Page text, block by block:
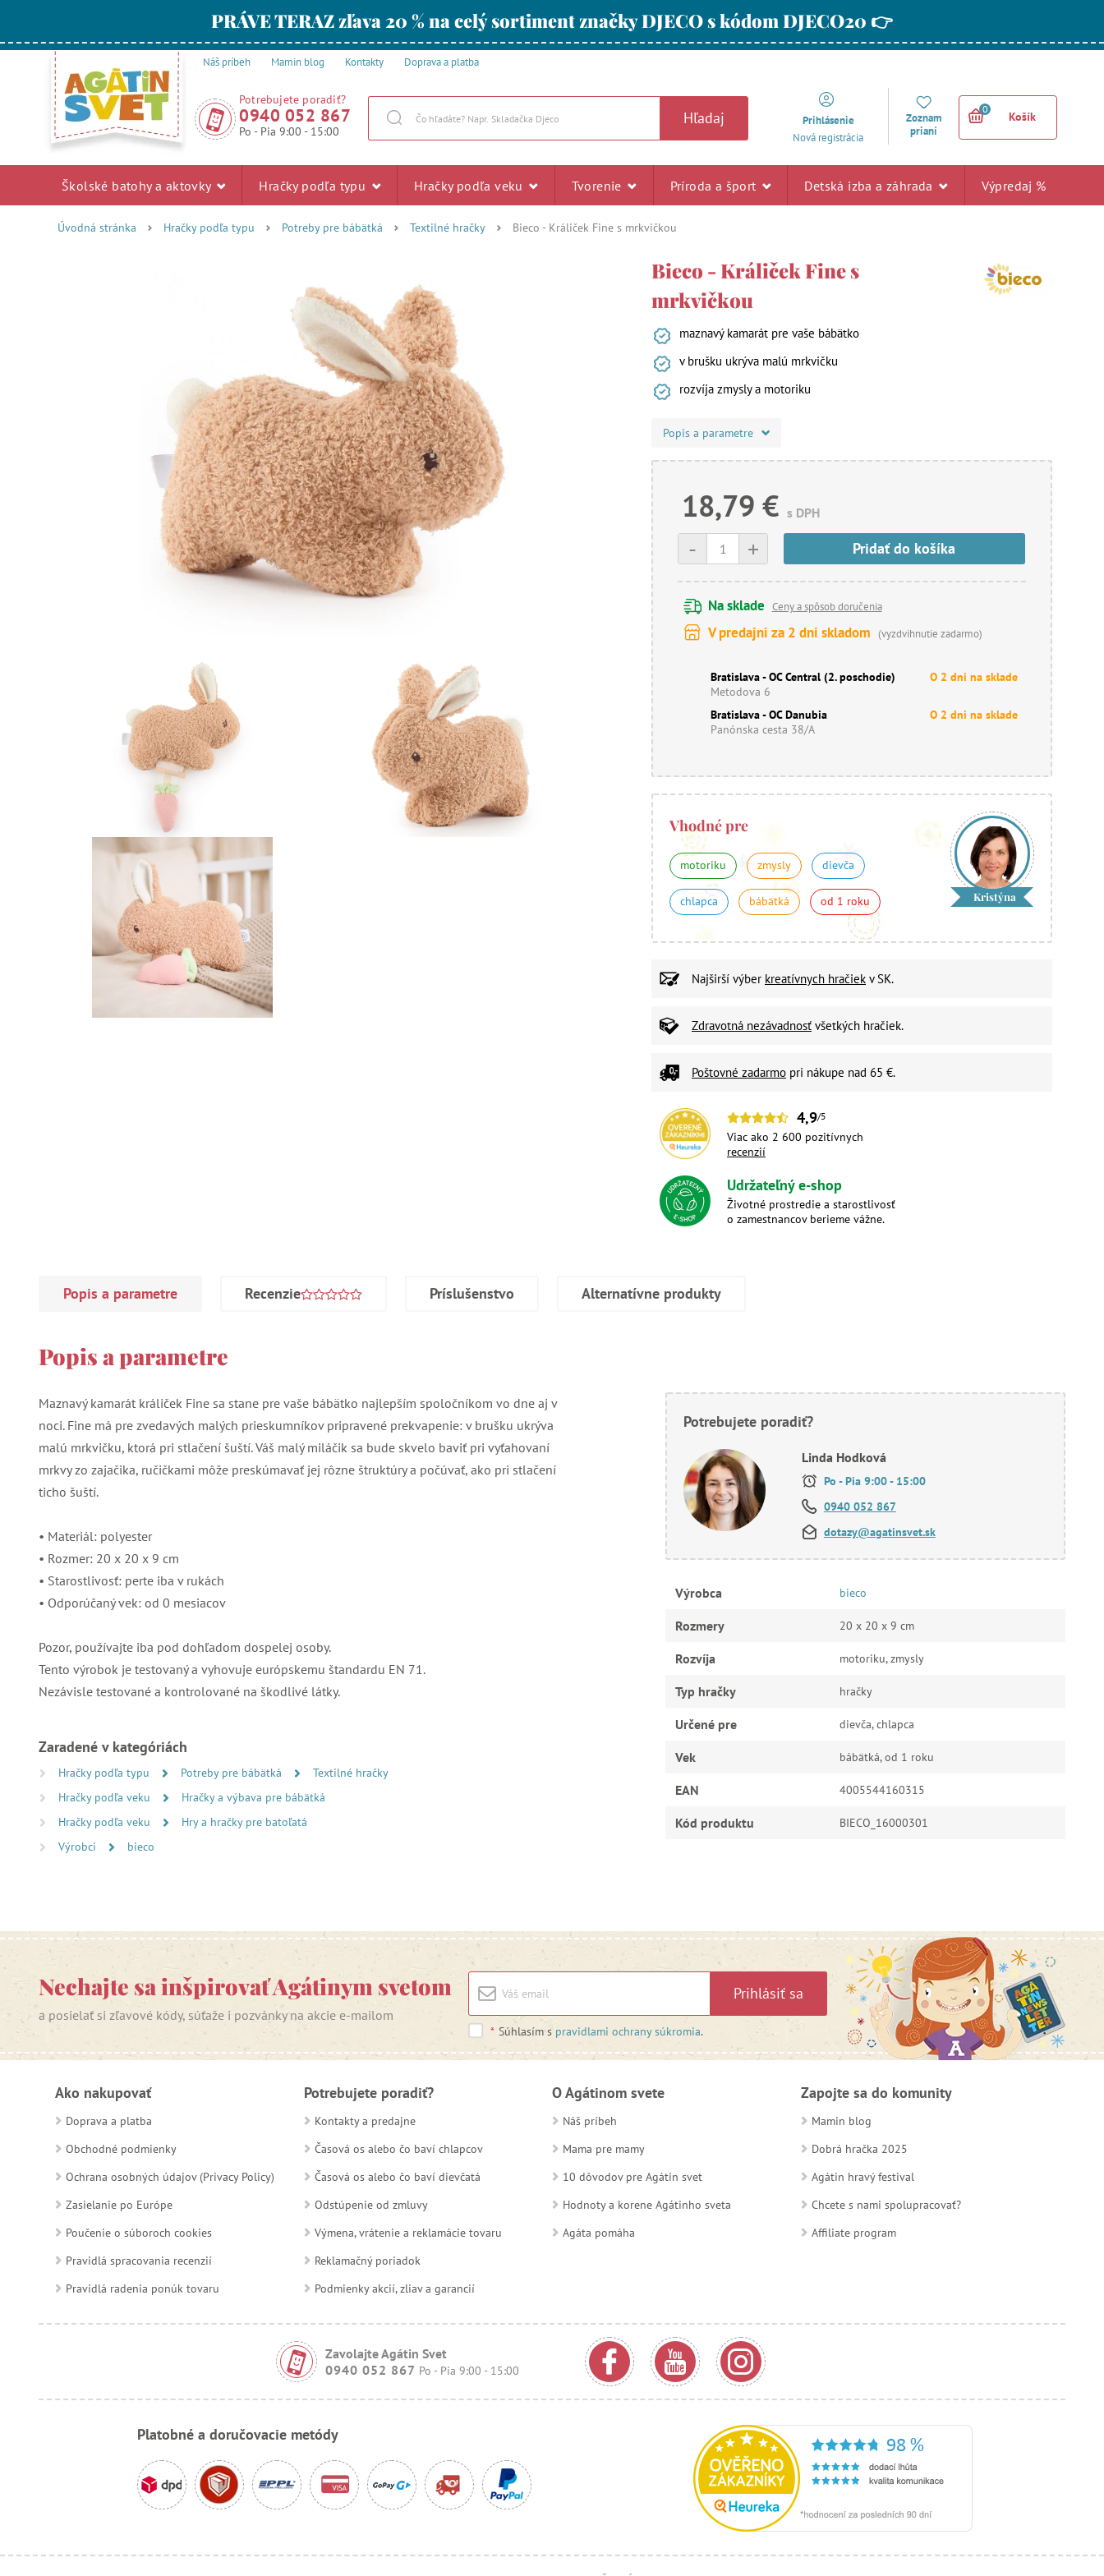
PRÁVE TERAZ zľava 20 % na celý sortiment značky DJECO s kódom DJECO20 👉
Náš príbeh Mamin blog Kontakty Doprava a platba
Potrebujete poradiť?
0940 052 867
Po - Pia 9:00 - 15:00
Hľadaj
Prihlásenie
Nová registrácia
Zoznam
prianí
0
Košík
Školské batohy a aktovky Hračky podľa typu Hračky podľa veku Tvorenie Príroda a šport Detská izba a záhrada Výpredaj %
Úvodná stránka Hračky podľa typu Potreby pre bábätká Textilné hračky Bieco - Králiček Fine s mrkvičkou
Bieco - Králiček Fine s
mrkvičkou
maznavý kamarát pre vaše bábätko
v brušku ukrýva malú mrkvičku
rozvíja zmysly a motoriku
Popis a parametre
18,79 € s DPH
+
- Pridať do košíka
Na sklade Ceny a spôsob doručenia
V predajni za 2 dni skladom (vyzdvihnutie zadarmo)
Bratislava - OC Central (2. poschodie)
Metodova 6
O 2 dni na sklade
Bratislava - OC Danubia
Panónska cesta 38/A
O 2 dni na sklade
Vhodné pre
motoriku zmysly dievča
chlapca bábätká od 1 roku Kristýna
Najširší výber kreatívnych hračiek v SK.
Zdravotná nezávadnosť všetkých hračiek.
Poštovné zadarmo pri nákupe nad 65 €.
4,9/5
Viac ako 2 600 pozitívnych
recenzií
Udržateľný e-shop
Životné prostredie a starostlivosť
o zamestnancov berieme vážne.
Popis a parametre Recenzie Príslušenstvo Alternatívne produkty
Popis a parametre
Maznavý kamarát králiček Fine sa stane pre vaše bábätko najlepším spoločníkom vo dne aj v
noci. Fine má pre zvedavých malých prieskumníkov pripravené prekvapenie: v brušku ukrýva
malú mrkvičku, ktorá pri stlačení šuští. Váš malý miláčik sa bude skvelo baviť pri vyťahovaní
mrkvy zo zajačika, ručičkami môže preskúmavať jej rôzne štruktúry a počúvať, ako pri stlačení
ticho šuští.
• Materiál: polyester
• Rozmer: 20 x 20 x 9 cm
• Starostlivosť: perte iba v rukách
• Odporúčaný vek: od 0 mesiacov
Pozor, používajte iba pod dohľadom dospelej osoby.
Tento výrobok je testovaný a vyhovuje európskemu štandardu EN 71.
Nezávisle testované a kontrolované na škodlivé látky.
Zaradené v kategóriách
Hračky podľa typu Potreby pre bábätká
Textilné hračky
Hračky podľa veku
Hračky a výbava pre bábätká
Hračky podľa veku
Hry a hračky pre batoľatá
Výrobci
bieco
Potrebujete poradiť?
Linda Hodková
Po - Pia 9:00 - 15:00
0940 052 867
dotazy@agatinsvet.sk
Výrobca bieco
Rozmery 20 x 20 x 9 cm
Rozvíja motoriku, zmysly
Typ hračky hračky
Určené pre dievča, chlapca
Vek bábätká, od 1 roku
EAN 4005544160315
Kód produktu BIECO_16000301
Nechajte sa inšpirovať Agátinym svetom
a posielať si zľavové kódy, súťaže i pozvánky na akcie e-mailom
Prihlásiť sa
* Súhlasím s pravidlami ochrany súkromia.
Ako nakupovať
Doprava a platba
Obchodné podmienky
Ochrana osobných údajov (Privacy Policy)
Zasielanie po Európe
Poučenie o súboroch cookies
Pravidlá spracovania recenzií
Pravidlá radenia ponúk tovaru
Potrebujete poradiť?
Kontakty a predajne
Časová os alebo čo baví chlapcov
Časová os alebo čo baví dievčatá
Odstúpenie od zmluvy
Výmena, vrátenie a reklamácie tovaru
Reklamačný poriadok
Podmienky akcií, zliav a garancií
O Agátinom svete
Náš príbeh
Mama pre mamy
10 dôvodov pre Agátin svet
Hodnoty a korene Agátinho sveta
Agáta pomáha
Zapojte sa do komunity
Mamin blog
Dobrá hračka 2025
Agátin hravý festival
Chcete s nami spolupracovať?
Affiliate program
Zavolajte Agátin Svet
0940 052 867 Po - Pia 9:00 - 15:00
Platobné a doručovacie metódy